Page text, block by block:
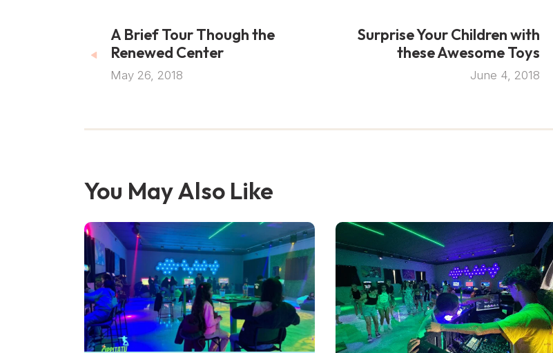
A Brief Tour Though the
Renewed Center
May 26, 2018
Surprise Your Children with
these Awesome Toys
June 4, 2018
You May Also Like